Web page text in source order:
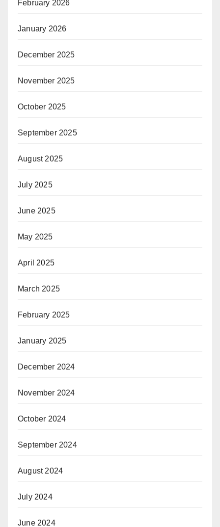
February 2026
January 2026
December 2025
November 2025
October 2025
September 2025
August 2025
July 2025
June 2025
May 2025
April 2025
March 2025
February 2025
January 2025
December 2024
November 2024
October 2024
September 2024
August 2024
July 2024
June 2024